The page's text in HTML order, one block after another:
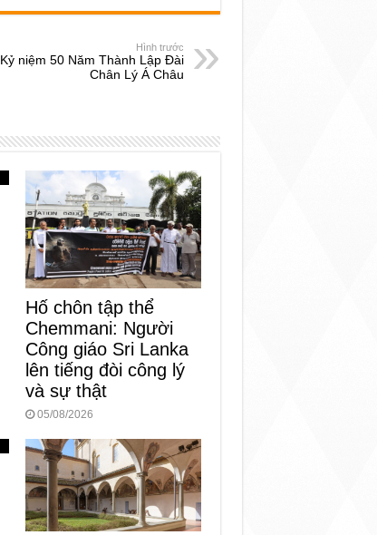
Hình trước
Kỷ niệm 50 Năm Thành Lập Đài
Chân Lý Á Châu
Hố chôn tập thể
Chemmani: Người
Công giáo Sri Lanka
lên tiếng đòi công lý
và sự thật
05/08/2026